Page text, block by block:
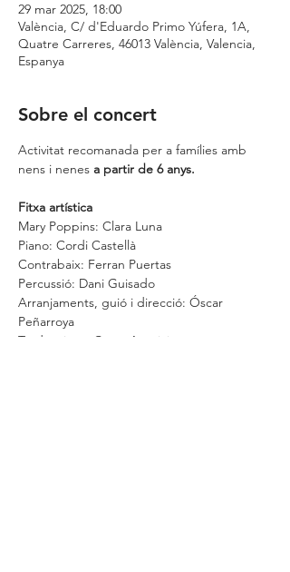
29 mar 2025, 18:00
València, C/ d'Eduardo Primo Yúfera, 1A,
Quatre Carreres, 46013 València, Valencia,
Espanya
Sobre el concert
Activitat recomanada per a famílies amb
nens i nenes a partir de 6 anys.
Fitxa artística
Mary Poppins: Clara Luna
Piano: Cordi Castellà
Contrabaix: Ferran Puertas
Percussió: Dani Guisado
Arranjaments, guió i direcció: Óscar
Peñarroya
Traduccions: Cèsar Aparicio